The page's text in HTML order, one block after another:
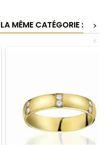
MÊME CATÉGORIE :
>
<